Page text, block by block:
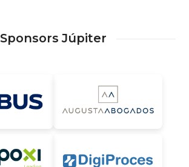
Sponsors Júpiter